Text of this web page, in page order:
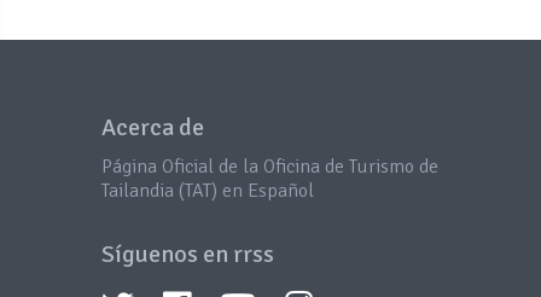
Acerca de
Página Oficial de la Oficina de Turismo de
Tailandia (TAT) en Español
Síguenos en rrss